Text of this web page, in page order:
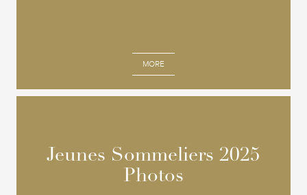
MORE
Jeunes Sommeliers 2025
Photos
Jeunes Sommeliers 2025
Photos